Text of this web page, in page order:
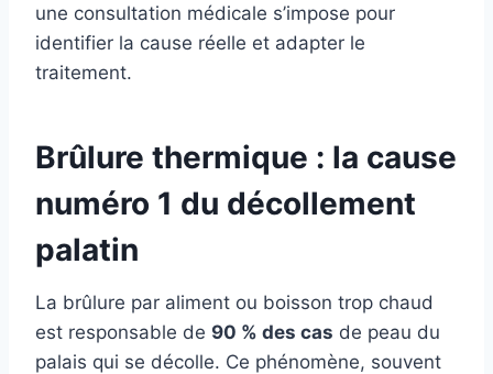
une consultation médicale s’impose pour
identifier la cause réelle et adapter le
traitement.
Brûlure thermique : la cause
numéro 1 du décollement
palatin
La brûlure par aliment ou boisson trop chaud
est responsable de 90 % des cas de peau du
palais qui se décolle. Ce phénomène, souvent